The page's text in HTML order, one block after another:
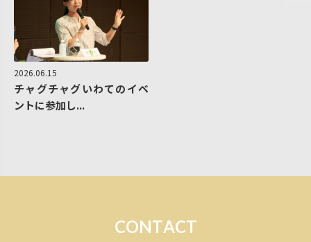
2026.06.15
チャグチャグいわてのイベ
ントに参加し...
CONTACT